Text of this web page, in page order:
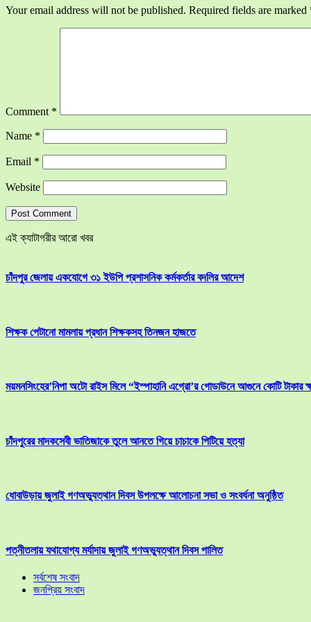
Your email address will not be published. Required fields are marked
Comment *
Name *
Email *
Website
এই ক্যাটাগরীর আরো খবর
চাঁদপুর জেলায় একযোগে ৩১ ইউপি প্রশাসনিক কর্মকর্তার বদলির আদেশ
শিক্ষক পেটানো মামলায় প্রধান শিক্ষকসহ তিনজন হাজতে
ময়মনসিংহের’নিপা অটো রাইস মিলে “ইস্পাহানি এগ্রো’র গোডাউনে আগুনে কোটি টাকার
চাঁদপুরের মাদকসেবী ভাতিজাকে তুলে আনতে গিয়ে চাচাকে পিটিয়ে হত্যা
ধোবাউড়ায় জুলাই গণঅভ্যুত্থান দিবস উপলক্ষে আলোচনা সভা ও সংবর্ধনা অনুষ্ঠিত
পত্নীতলায় যথাযোগ্য মর্যাদায় জুলাই গণঅভ্যুত্থান দিবস পালিত
সর্বশেষ সংবাদ
জনপ্রিয় সংবাদ